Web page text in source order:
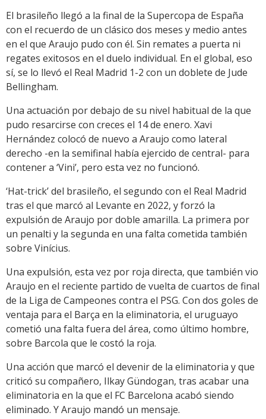
El brasileño llegó a la final de la Supercopa de España
con el recuerdo de un clásico dos meses y medio antes
en el que Araujo pudo con él. Sin remates a puerta ni
regates exitosos en el duelo individual. En el global, eso
sí, se lo llevó el Real Madrid 1-2 con un doblete de Jude
Bellingham.
Una actuación por debajo de su nivel habitual de la que
pudo resarcirse con creces el 14 de enero. Xavi
Hernández colocó de nuevo a Araujo como lateral
derecho -en la semifinal había ejercido de central- para
contener a ‘Vini’, pero esta vez no funcionó.
‘Hat-trick’ del brasileño, el segundo con el Real Madrid
tras el que marcó al Levante en 2022, y forzó la
expulsión de Araujo por doble amarilla. La primera por
un penalti y la segunda en una falta cometida también
sobre Vinícius.
Una expulsión, esta vez por roja directa, que también vio
Araujo en el reciente partido de vuelta de cuartos de final
de la Liga de Campeones contra el PSG. Con dos goles de
ventaja para el Barça en la eliminatoria, el uruguayo
cometió una falta fuera del área, como último hombre,
sobre Barcola que le costó la roja.
Una acción que marcó el devenir de la eliminatoria y que
criticó su compañero, Ilkay Gündogan, tras acabar una
eliminatoria en la que el FC Barcelona acabó siendo
eliminado. Y Araujo mandó un mensaje.